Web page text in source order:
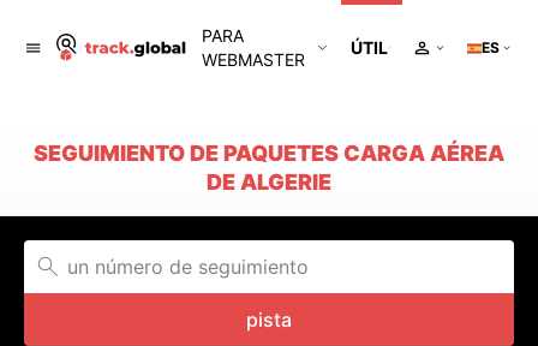
PARA
WEBMASTER
ÚTIL ES
SEGUIMIENTO DE PAQUETES CARGA AÉREA
DE ALGERIE
pista